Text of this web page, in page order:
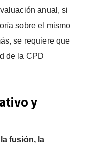
anual, si
sobre el mismo
se requiere que
de la CPD
y
fusión, la